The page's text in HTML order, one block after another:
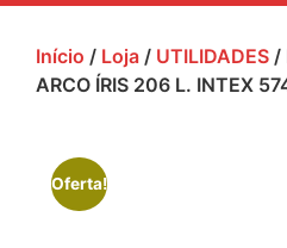
Início / Loja / UTILIDADES /
ARCO ÍRIS 206 L. INTEX
Oferta!